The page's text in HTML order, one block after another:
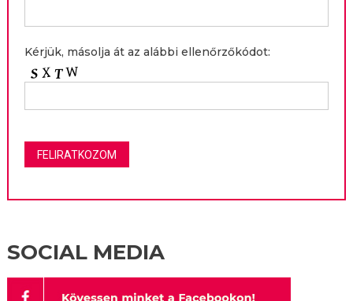
Kérjük, másolja át az alábbi ellenőrzőkódot:
SOCIAL MEDIA